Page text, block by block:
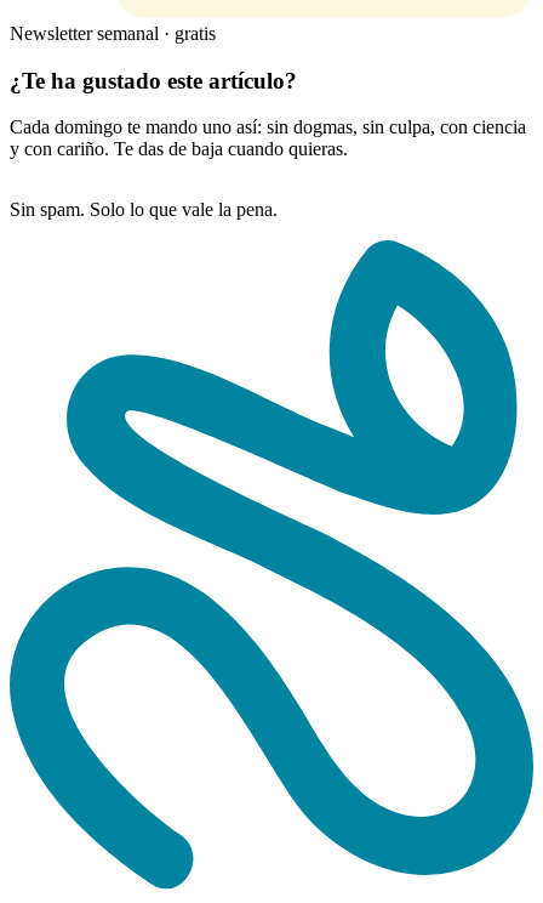
Newsletter semanal · gratis
¿Te ha gustado este artículo?
Cada domingo te mando uno así: sin dogmas, sin culpa, con ciencia
y con cariño. Te das de baja cuando quieras.
Sin spam. Solo lo que vale la pena.